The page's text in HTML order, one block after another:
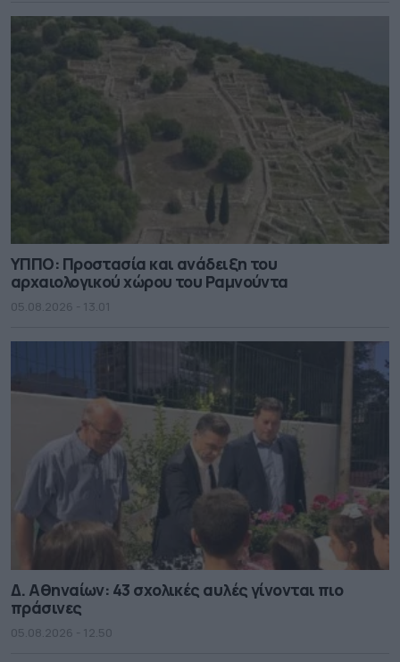
ΥΠΠΟ: Προστασία και ανάδειξη του
αρχαιολογικού χώρου του Ραμνούντα
05.08.2026 - 13.01
Δ. Αθηναίων: 43 σχολικές αυλές γίνονται πιο
πράσινες
05.08.2026 - 12.50